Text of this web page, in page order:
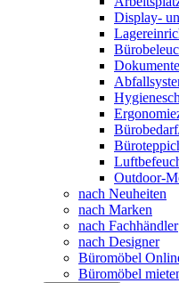
Display-
Outdoor-
nach Neuheiten
nach Marken
nach Fachhändler
nach Designer
Büromöbel
Büromöbel